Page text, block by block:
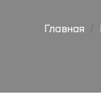
Главная